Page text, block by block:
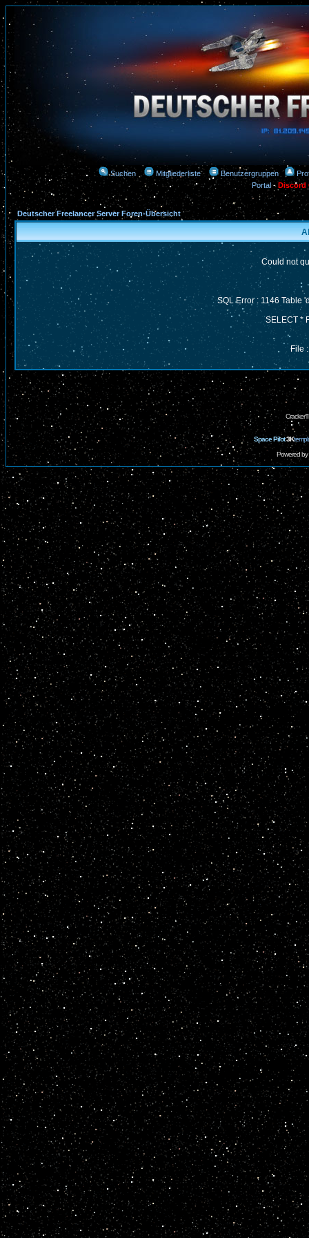
Suchen Mitgliederliste Benutzergruppen
Portal-Discord
Deutscher Freelancer Server Foren-Übersicht
Could not
SQL Error : 1146 Table
SELECT *
File
Space Pilot3K
Powered by